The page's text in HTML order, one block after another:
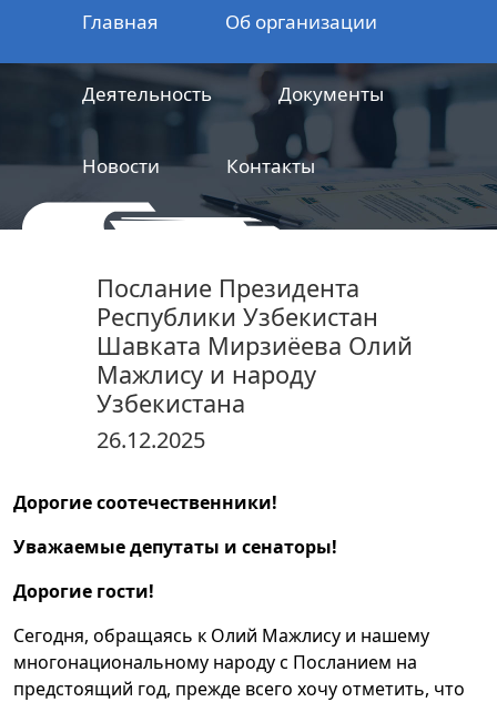
Главная Об организации
Деятельность Документы
Новости Контакты
железнодорожной продукции
Послание Президента
Республики Узбекистан
Шавката Мирзиёева Олий
Мажлису и народу
Узбекистана
26.12.2025
Дорогие соотечественники!
Уважаемые депутаты и сенаторы!
Дорогие гости!
Сегодня, обращаясь к Олий Мажлису и нашему
многонациональному народу с Посланием на
предстоящий год, прежде всего хочу отметить, что